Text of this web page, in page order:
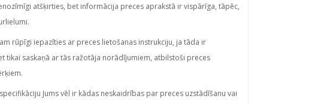
atšķirties, bet informācija preces aprakstā ir vispārīga, tāpēc,
rūpīgi iepazīties ar preces lietošanas instrukciju, ja tāda ir
tikai saskaņā ar tās ražotāja norādījumiem, atbilstoši preces
Jums vēl ir kādas neskaidrības par preces uzstādīšanu vai